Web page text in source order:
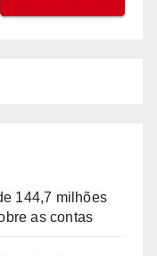
144,7 milhões
as contas